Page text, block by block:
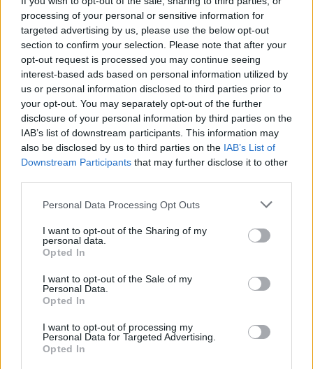
processing of your personal or sensitive information for
targeted advertising by us, please use the below opt-out
section to confirm your selection. Please note that after your
opt-out request is processed you may continue seeing
interest-based ads based on personal information utilized by
us or personal information disclosed to third parties prior to
your opt-out. You may separately opt-out of the further
disclosure of your personal information by third parties on the
IAB’s list of downstream participants. This information may
also be disclosed by us to third parties on the IAB’s List of
Downstream Participants that may further disclose it to other
Personal Data Processing Opt Outs
I want to opt-out of the Sharing of my
personal data.
Opted In
I want to opt-out of the Sale of my
Personal Data.
Opted In
I want to opt-out of processing my
Personal Data for Targeted Advertising.
Opted In
Cette transformation d'un T-Shirt se fait en3 étapes
seulement.Mieux encore, elle ne nécessite ni couture, ni
fil, ni aiguille.
Beauté
Lire la suite...
Voici Comment Faire Une Toilette
Portative Pour Le Camping